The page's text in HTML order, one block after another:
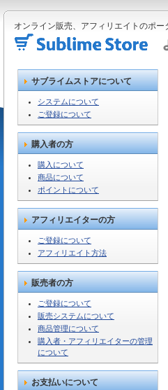
オンライン販売、アフィリエイトのポー
サブライムストアについて
システムについて
ご登録について
購入者の方
購入について
商品について
ポイントについて
アフィリエイターの方
ご登録について
アフィリエイト方法
販売者の方
ご登録について
販売システムについて
商品管理について
購入者・アフィリエイターの管理
について
お支払いについて